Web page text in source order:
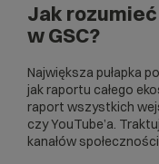
Jak
w GSC?
Największa pułapka
jak raportu całego
raport wszystkich
czy YouTube’a.
kanałów